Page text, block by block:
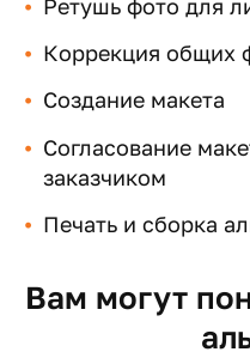
Ретушь фото для
Коррекция общих
Создание макета
Согласование
заказчиком
Печать и сборка
Вам могут